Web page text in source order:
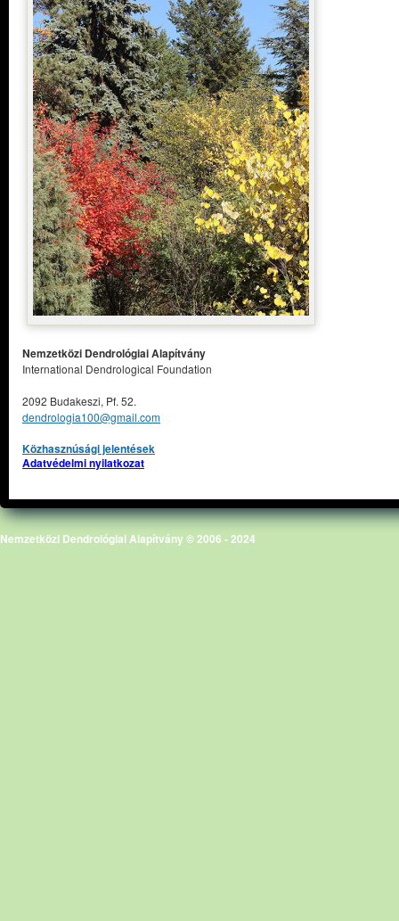
Nemzetközi Dendrológiai Alapítvány
International Dendrological Foundation
2092 Budakeszi, Pf. 52.
dendrologia100@gmail.com
Közhasznúsági jelentések
Adatvédelmi nyilatkozat
Nemzetközi Dendrológiai Alapítvány © 2006 - 2024